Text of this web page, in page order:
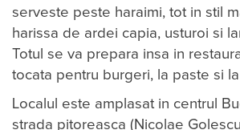
serveste peste haraimi, tot in stil
harissa de ardei capia, usturoi si
Totul se va prepara insa in
tocata pentru burgeri, la paste si
Localul este amplasat in centrul
strada pitoreasca (Nicolae